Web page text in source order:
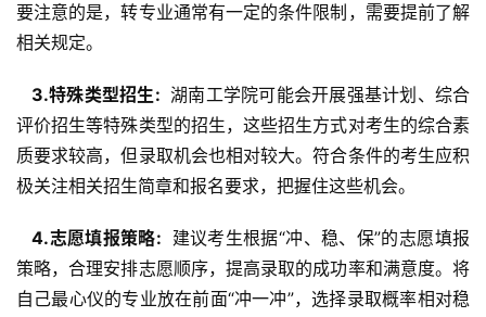
要注意的是，转专业通常有一定的条件限制，需要提前了解
相关规定。
  3.特殊类型招生:
湖南工学院可能会开展强基计划、综合
评价招生等特殊类型的招生，这些招生方式对考生的综合素
质要求较高，但录取机会也相对较大。符合条件的考生应积
极关注相关招生简章和报名要求，把握住这些机会。
  4.志愿填报策略:
建议考生根据“冲、稳、保”的志愿填报
策略，合理安排志愿顺序，提高录取的成功率和满意度。将
自己最心仪的专业放在前面“冲一冲”，选择录取概率相对稳